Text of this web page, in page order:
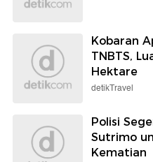
Kobaran
TNBTS,
Hektare
detikTravel
Polisi
Sutrimo
Kematian